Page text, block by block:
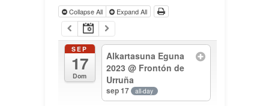
Collapse All Expand All
SEP
17
Dom
Alkartasuna Eguna
2023@ Frontón de
Urruña
sep 17 all-day